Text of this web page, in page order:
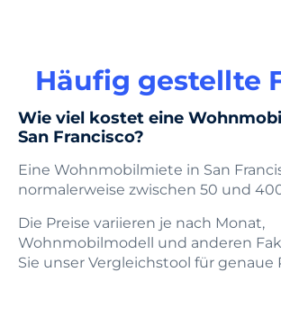
Häufig gestellte
Wie viel kostet eine
San Francisco?
Eine Wohnmobilmiete in San
normalerweise zwischen 50 und
Die Preise variieren je nach Monat,
Wohnmobilmodell und anderen
Sie unser Vergleichstool für genaue